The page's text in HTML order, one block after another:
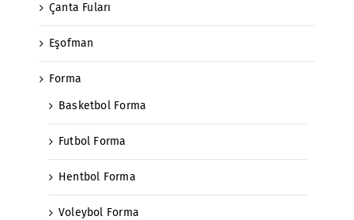
Çanta Fuları
Eşofman
Forma
Basketbol Forma
Futbol Forma
Hentbol Forma
Voleybol Forma